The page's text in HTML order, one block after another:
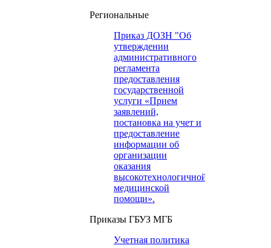
Региональные
Приказ ДОЗН "Об
утверждении
административного
регламента
предоставления
государственной
услуги «Прием
заявлений,
постановка на учет и
предоставление
информации об
организации
оказания
высокотехнологичной
медицинской
помощи».
Приказы ГБУЗ МГБ
Учетная политика